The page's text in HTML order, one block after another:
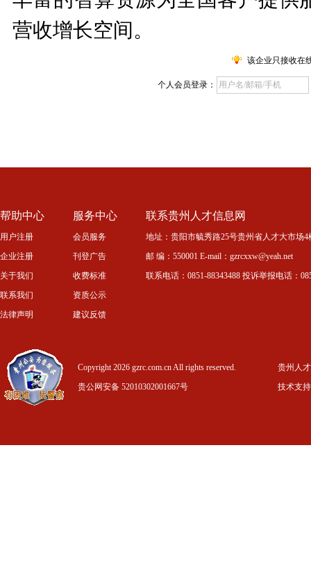
营收增长空间。
该企业只接收在
个人会员登录：
帮助中心
用户注册
企业注册
关于我们
联系我们
法律声明
服务中心
会员服务
刊登广告
收费标准
资质公示
建议反馈
联系贵州人才信息网
地址：贵阳市毓秀路25号贵州省人才大市场
邮 编：550001 E-mail：gzrcxxw@yeah.net
联系电话：0851-88343488 投诉举报电话：
Copyright 2026 gzrc.com.cn All rights reserved.
贵公网安备 52010302001667号
贵州人
技术支